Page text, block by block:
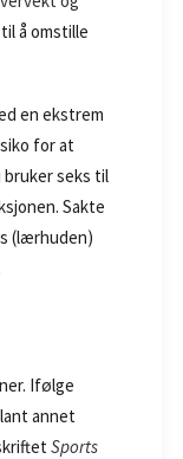
å omstille
en ekstrem
for at
bruker seks til
Sakte
(lærhuden)
Ifølge
annet
Sports